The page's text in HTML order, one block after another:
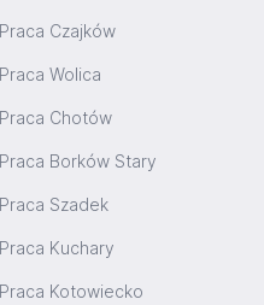
Praca Czajków
Praca Wolica
Praca Chotów
Praca Borków Stary
Praca Szadek
Praca Kuchary
Praca Kotowiecko